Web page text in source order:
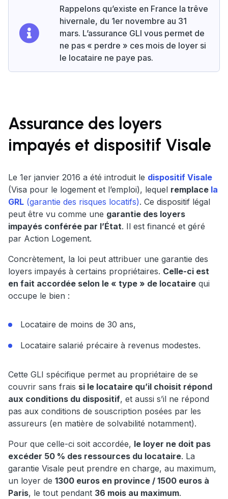
Rappelons qu’existe en France la trêve
hivernale, du 1er novembre au 31
mars. L’assurance GLI vous permet de
ne pas « perdre » ces mois de loyer si
le locataire ne paye pas.
Assurance des loyers
impayés et dispositif Visale
Le 1er janvier 2016 a été introduit le dispositif Visale
(Visa pour le logement et l’emploi), lequel remplace la
GRL (garantie des risques locatifs). Ce dispositif légal
peut être vu comme une garantie des loyers
impayés conférée par l’État. Il est financé et géré
par Action Logement.
Concrètement, la loi peut attribuer une garantie des
loyers impayés à certains propriétaires. Celle-ci est
en fait accordée selon le « type » de locataire qui
occupe le bien :
Locataire de moins de 30 ans,
Locataire salarié précaire à revenus modestes.
Cette GLI spécifique permet au propriétaire de se
couvrir sans frais si le locataire qu’il choisit répond
aux conditions du dispositif, et aussi s’il ne répond
pas aux conditions de souscription posées par les
assureurs (en matière de solvabilité notamment).
Pour que celle-ci soit accordée, le loyer ne doit pas
excéder 50 % des ressources du locataire. La
garantie Visale peut prendre en charge, au maximum,
un loyer de 1300 euros en province / 1500 euros à
Paris, le tout pendant 36 mois au maximum.